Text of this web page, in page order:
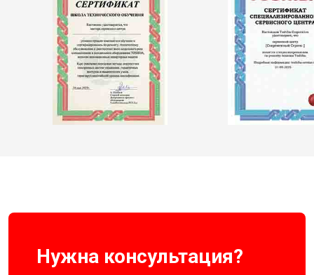
Нужна консультация?